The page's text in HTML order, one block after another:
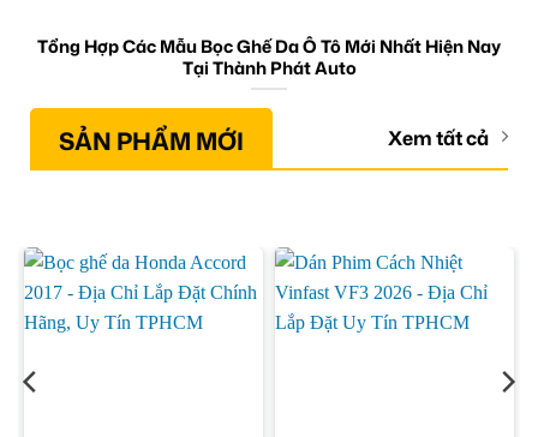
Tổng Hợp Các Mẫu Bọc Ghế Da Ô Tô Mới Nhất Hiện Nay
Tại Thành Phát Auto
SẢN PHẨM MỚI Xem tất cả